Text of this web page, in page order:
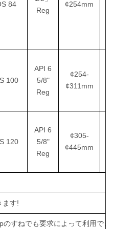
84
Reg
¢254mm
100
API 6
5/8"
Reg
¢254-
¢311mm
120
API 6
5/8"
Reg
¢305-
¢445mm
ます!
のすねでも要求によって利用でき